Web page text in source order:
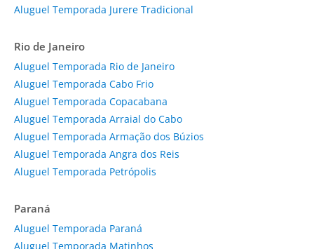
Aluguel Temporada Jurere Tradicional
Rio de Janeiro
Aluguel Temporada Rio de Janeiro
Aluguel Temporada Cabo Frio
Aluguel Temporada Copacabana
Aluguel Temporada Arraial do Cabo
Aluguel Temporada Armação dos Búzios
Aluguel Temporada Angra dos Reis
Aluguel Temporada Petrópolis
Paraná
Aluguel Temporada Paraná
Aluguel Temporada Matinhos